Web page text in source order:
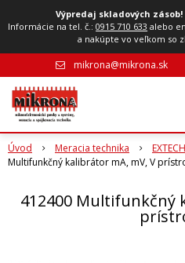
Výpredaj skladových zásob!
Informácie na tel. č.:0915 710 633 alebo
a nakúpte vo veľkom so
mikrona@mikrona.sk
Úvod Meracia technika EXTECH
Multifunkčný kalibrátor mA, mV, V
412400 Multifunkčný